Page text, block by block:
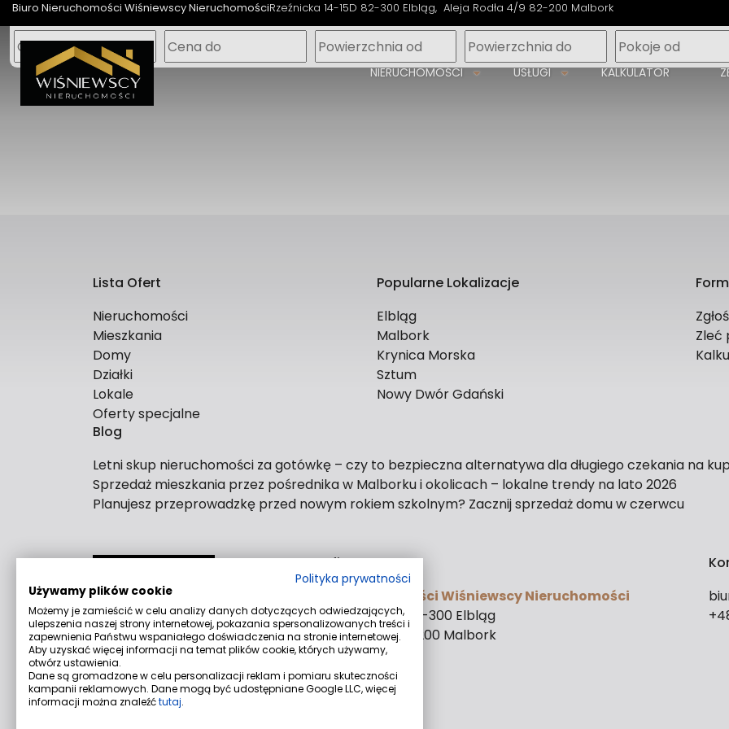
Biuro Nieruchomości Wiśniewscy NieruchomościRzeźnicka 14-15D 82-300 Elbląg Aleja Rodła 4/9 82-200 Malbork
NIERUCHOMOŚCI USŁUGI KALKULATOR
Lista Ofert
Nieruchomości
Mieszkania
Domy
Działki
Lokale
Oferty specjalne
Popularne Lokalizacje
Elbląg
Malbork
Krynica Morska
Sztum
Nowy Dwór Gdański
Zleć
Blog
Letni skup nieruchomości za gotówkę – czy to bezpieczna alternatywa dla długiego czekania na
Sprzedaż mieszkania przez pośrednika w Malborku i okolicach – lokalne trendy na lato 2026
Planujesz przeprowadzkę przed nowym rokiem szkolnym? Zacznij sprzedaż domu w czerwcu
Dane firmy
Biuro Nieruchomości Wiśniewscy Nieruchomości
Rzeźnicka 14-15D 82-300 Elbląg
Aleja Rodła 4/9 82-200 Malbork
Polityka prywatności
Używamy plików cookie
Możemy je zamieścić w celu analizy danych dotyczących odwiedzających,
ulepszenia naszej strony internetowej, pokazania spersonalizowanych treści i
zapewnienia Państwu wspaniałego doświadczenia na stronie internetowej.
Aby uzyskać więcej informacji na temat plików cookie, których używamy,
otwórz ustawienia.
Dane są gromadzone w celu personalizacji reklam i pomiaru skuteczności
kampanii reklamowych. Dane mogą być udostępniane Google LLC, więcej
informacji można znaleźćtutaj.